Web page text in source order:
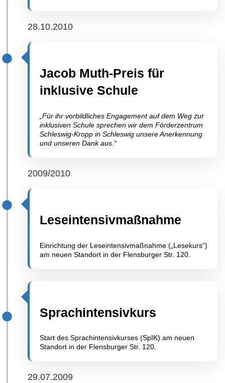
28.10.2010
Jacob Muth-Preis für
inklusive Schule
„Für ihr vorbildliches Engagement auf dem Weg zur
inklusiven Schule sprechen wir dem Förderzentrum
Schleswig-Kropp in Schleswig unsere Anerkennung
und unseren Dank aus.“
2009/2010
Leseintensivmaßnahme
Einrichtung der Leseintensivmaßnahme („Lesekurs“)
am neuen Standort in der Flensburger Str. 120.
Sprachintensivkurs
Start des Sprachintensivkurses (SpIK) am neuen
Standort in der Flensburger Str. 120.
29.07.2009